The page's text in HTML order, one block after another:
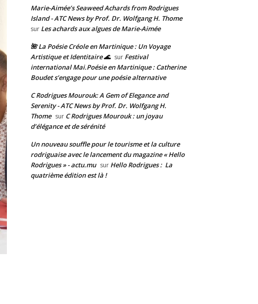
Marie-Aimée’s Seaweed Achards from Rodrigues
Island - ATC News by Prof. Dr. Wolfgang H. Thome
sur Les achards aux algues de Marie-Aimée
🌺 La Poésie Créole en Martinique : Un Voyage
Artistique et Identitaire 🌊 sur Festival
international Mai.Poésie en Martinique : Catherine
Boudet s’engage pour une poésie alternative
C Rodrigues Mourouk: A Gem of Elegance and
Serenity - ATC News by Prof. Dr. Wolfgang H.
Thome sur C Rodrigues Mourouk : un joyau
d’élégance et de sérénité
Un nouveau souffle pour le tourisme et la culture
rodriguaise avec le lancement du magazine « Hello
Rodrigues » - actu.mu sur Hello Rodrigues : La
quatrième édition est là !